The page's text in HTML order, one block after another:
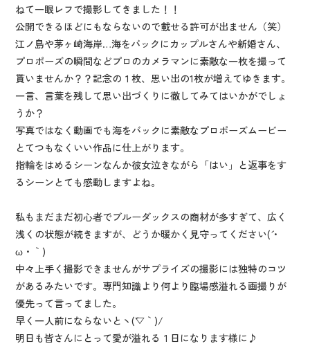
ねて一眼レフで撮影してきました！！
公開できるほどにもならないので載せる許可が出ません（笑）
江ノ島や茅ヶ崎海岸…海をバックにカップルさんや新婚さん、
プロポーズの瞬間などプロのカメラマンに素敵な一枚を撮って
貰いませんか？？記念の１枚、思い出の1枚が増えてゆきます。
一言、言葉を残して思い出づくりに徹してみてはいかがでしょ
うか？
写真ではなく動画でも海をバックに素敵なプロポーズムービー
とてつもなくいい作品に仕上がります。
指輪をはめるシーンなんか彼女泣きながら「はい」と返事をす
るシーンとても感動しますよね。
私もまだまだ初心者でブルーダックスの商材が多すぎて、広く
浅くの状態が続きますが、どうか暖かく見守ってください(´・
ω・｀)
中々上手く撮影できませんがサプライズの撮影には独特のコツ
があるみたいです。専門知識より何より臨場感溢れる画撮りが
優先って言ってました。
早く一人前にならないとヽ(´▽｀)/
明日も皆さんにとって愛が溢れる１日になります様に♪